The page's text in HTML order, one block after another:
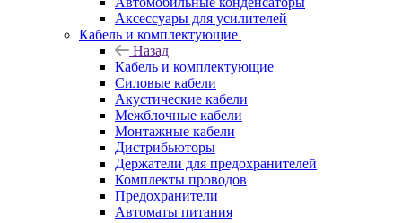
Аксессуары для усилителей
Кабель и комплектующие
Назад
Кабель и комплектующие
Силовые кабели
Акустические кабели
Межблочные кабели
Монтажные кабели
Дистрибьюторы
Держатели для предохранителей
Комплекты проводов
Предохранители
Автоматы питания